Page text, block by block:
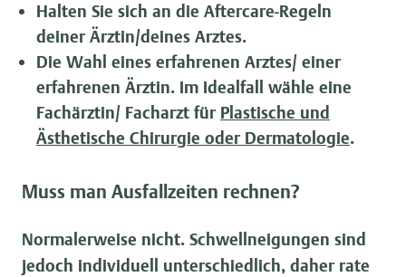
Halten Sie sich an die Aftercare-Regeln
deiner Ärztin/deines Arztes.
Die Wahl eines erfahrenen Arztes/ einer
erfahrenen Ärztin. Im Idealfall wähle eine
Fachärztin/ Facharzt für Plastische und
Ästhetische Chirurgie oder Dermatologie.
Muss man Ausfallzeiten rechnen?
Normalerweise nicht. Schwellneigungen sind
jedoch individuell unterschiedlich, daher rate